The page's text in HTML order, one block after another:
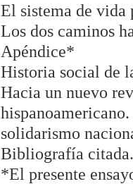
El sistema de
Los dos caminos
Apéndice*
Historia social de
Hacia un nuevo
solidarismo
Bibliografía citada.
*El presente